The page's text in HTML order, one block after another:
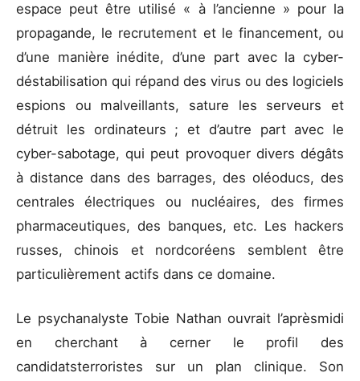
espace peut être utilisé « à l’ancienne » pour la
propagande, le recrutement et le financement, ou
d’une manière inédite, d’une part avec la cyber-
déstabilisation qui répand des virus ou des logiciels
espions ou malveillants, sature les serveurs et
détruit les ordinateurs ; et d’autre part avec le
cyber-sabotage, qui peut provoquer divers dégâts
à distance dans des barrages, des oléoducs, des
centrales électriques ou nucléaires, des firmes
pharmaceutiques, des banques, etc. Les hackers
russes, chinois et nordcoréens semblent être
particulièrement actifs dans ce domaine.
Le psychanalyste Tobie Nathan ouvrait l’aprèsmidi
en cherchant à cerner le profil des
candidatsterroristes sur un plan clinique. Son